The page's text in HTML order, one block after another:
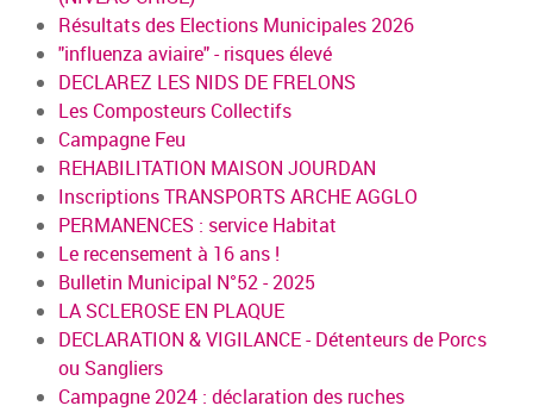
Résultats des Elections Municipales 2026
"influenza aviaire" - risques élevé
DECLAREZ LES NIDS DE FRELONS
Les Composteurs Collectifs
Campagne Feu
REHABILITATION MAISON JOURDAN
Inscriptions TRANSPORTS ARCHE AGGLO
PERMANENCES : service Habitat
Le recensement à 16 ans !
Bulletin Municipal N°52 - 2025
LA SCLEROSE EN PLAQUE
DECLARATION & VIGILANCE - Détenteurs de Porcs
ou Sangliers
Campagne 2024 : déclaration des ruches